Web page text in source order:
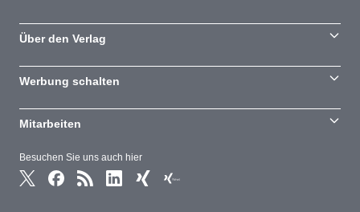
Besuchen Sie uns auch hier
Über den Verlag
Werbung schalten
Mitarbeiten